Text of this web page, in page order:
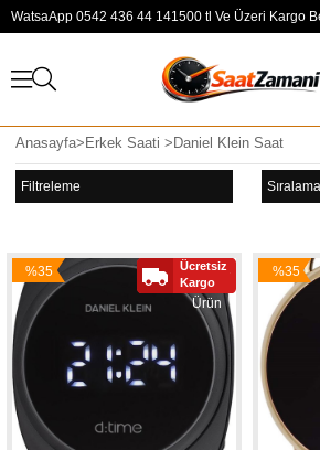
WatsaApp 0542 436 44 141500 tl Ve Üzeri Kargo
Anasayfa> Erkek Saati > Daniel Klein Saat
Filtreleme Sıralama
%35
İndirim
Ücretsiz
Kargo
Ürün
%35
İndirim